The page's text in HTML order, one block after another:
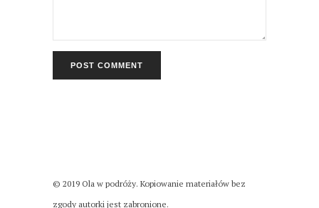
© 2019 Ola w podróży. Kopiowanie materiałów bez
zgody autorki jest zabronione.